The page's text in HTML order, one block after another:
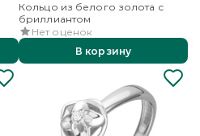
Кольцо из белого золота с
бриллиантом
Нет оценок
В корзину